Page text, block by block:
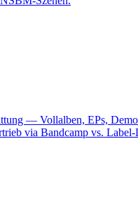
— Vollalben, EPs,
via Bandcamp vs.